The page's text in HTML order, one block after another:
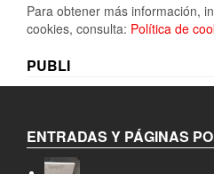
Para obtener más información,
cookies, consulta: Política de
PUBLI
ENTRADAS Y PÁGINAS